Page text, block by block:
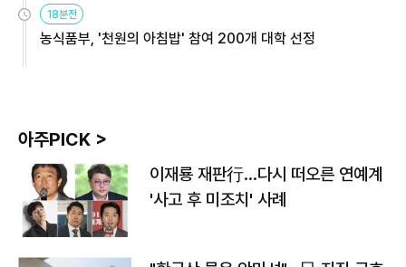
18분전
농식품부, '천원의 아침밥' 참여 200개 대학 선정
아주PICK >
이재룡 재판行…다시 떠오른 연예계
'사고 후 미조치' 사례